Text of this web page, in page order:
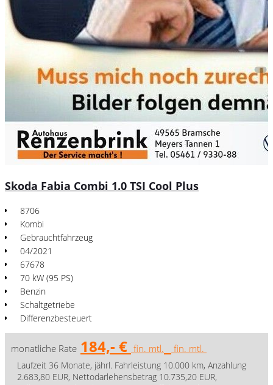
Skoda Fabia Combi 1.0 TSI Cool Plus
8706
Kombi
Gebrauchtfahrzeug
04/2021
67678
70 kW (95 PS)
Benzin
Schaltgetriebe
Differenzbesteuert
monatliche Rate 184,- € fin. mtl. fin. mtl.
Laufzeit 36 Monate, jährl. Fahrleistung 10.000 km, Anzahlung
2.683,80 EUR, Nettodarlehensbetrag 10.735,20 EUR,